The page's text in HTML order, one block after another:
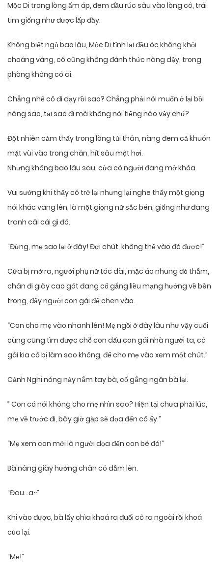
Mộc Di trong lòng ấm áp, đem đầu rúc sâu vào lòng cô, trái
tim giống như được lấp đầy.
Không biết ngủ bao lâu, Mộc Di tỉnh lại đầu óc không khỏi
choáng váng, cô cũng không đánh thức nàng dậy, trong
phòng không có ai.
Chẳng nhẽ cô đi dạy rồi sao? Chẳng phải nói muốn ở lại bồi
nàng sao, tại sao đi mà không nói tiếng nào vậy chứ?
Đột nhiên cảm thấy trong lòng tủi thân, nàng đem cả khuôn
mặt vùi vào trong chăn, hít sâu một hơi.
Nhưng không bao lâu sau, cửa có người đang mở khóa.
Vui sướng khi thấy cô trở lại nhưng lại nghe thấy một giọng
nói khác vang lên, là một giọng nữ sắc bén, giống như đang
tranh cãi cái gì đó.
“Đừng, mẹ sao lại ở đây! Đợi chút, không thể vào đó được!”
Cửa bị mở ra, người phụ nữ tóc dài, mặc áo nhung đỏ thẫm,
chân đi giày cao gót đang cố gắng liều mạng hướng về bên
trong, đẩy người con gái để chen vào.
“Con cho mẹ vào nhanh lên! Mẹ ngồi ở đây lâu như vậy cuối
cùng cũng tìm được chỗ con dấu con gái nhà người ta, cô
gái kia có bị làm sao không, để cho mẹ vào xem một chút.”
Cảnh Nghi nóng nảy nắm tay bà, cố gắng ngăn bà lại.
” Con có nói không cho mẹ nhìn sao? Hiện tại chưa phải lúc,
mẹ về trước đi, bây giờ gặp sẽ dọa đến cô ấy.”
“Mẹ xem con mới là người dọa đến con bé đó!”
Bà nâng giày hướng chân cô dẫm lên.
“Đau…a~”
Khi vào được, bà lấy chìa khoá ra đuổi cô ra ngoài rồi khoá
của lại.
“Mẹ!”